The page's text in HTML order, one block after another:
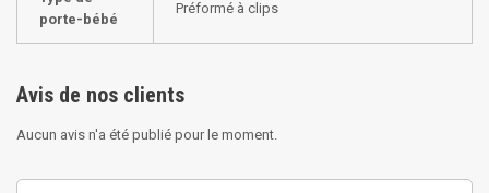
porte-bébé
Préformé à clips
Avis de nos clients
Aucun avis n'a été publié pour le moment.